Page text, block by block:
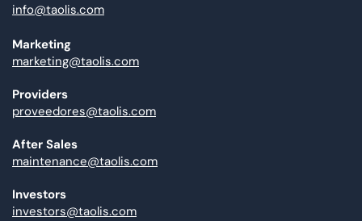
info@taolis.com
Marketing
marketing@taolis.com
Providers
proveedores@taolis.com
After Sales
maintenance@taolis.com
Investors
investors@taolis.com